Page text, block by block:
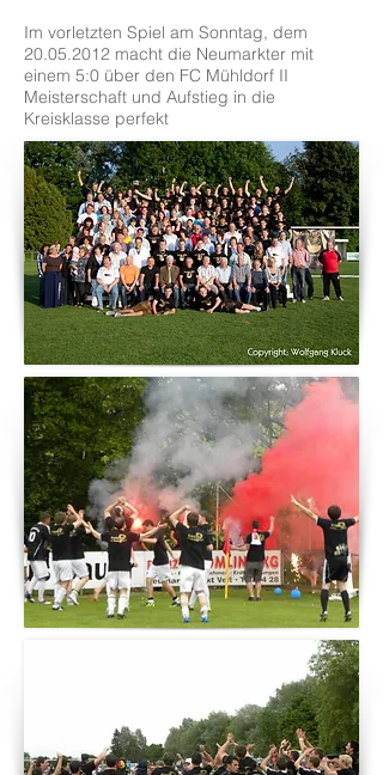
Im vorletzten Spiel am Sonntag, dem
20.05.2012 macht die Neumarkter mit
einem 5:0 über den FC Mühldorf II
Meisterschaft und Aufstieg in die
Kreisklasse perfekt